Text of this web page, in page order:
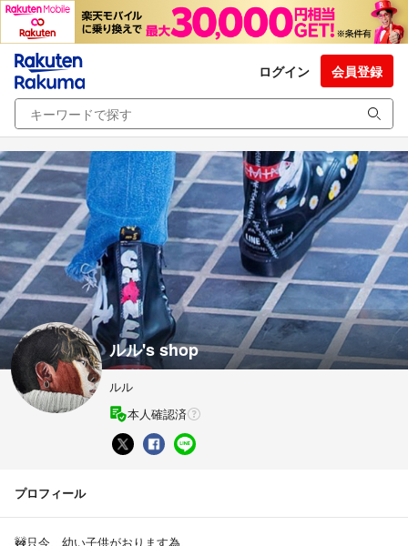
ログイン 会員登録
ルル's shop
ルル
本人確認済
プロフィール
🚧只今、幼い子供がおります為、